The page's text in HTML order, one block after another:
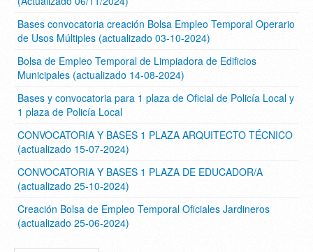
Bases convocatoria creación Bolsa Empleo Temporal Operario
de Usos Múltiples (actualizado 03-10-2024)
Bolsa de Empleo Temporal de Limpiadora de Edificios
Municipales (actualizado 14-08-2024)
Bases y convocatoria para 1 plaza de Oficial de Policía Local y
1 plaza de Policía Local
CONVOCATORIA Y BASES 1 PLAZA ARQUITECTO TÉCNICO
(actualizado 15-07-2024)
CONVOCATORIA Y BASES 1 PLAZA DE EDUCADOR/A
(actualizado 25-10-2024)
Creación Bolsa de Empleo Temporal Oficiales Jardineros
(actualizado 25-06-2024)